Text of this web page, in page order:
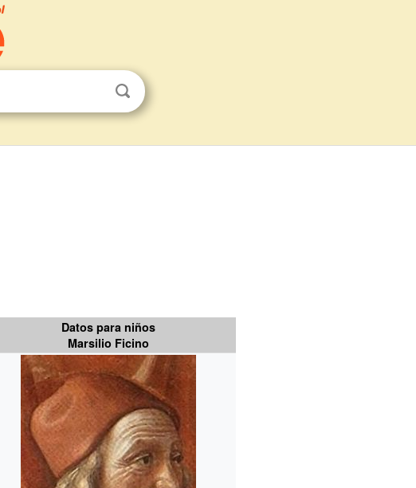
Datos para niños
Marsilio Ficino